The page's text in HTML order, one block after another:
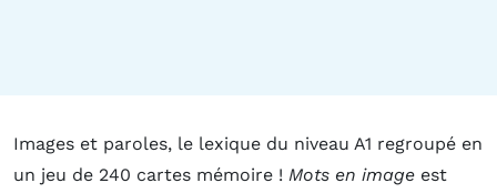
Images et paroles, le lexique du niveau A1 regroupé en
un jeu de 240 cartes mémoire ! Mots en image est